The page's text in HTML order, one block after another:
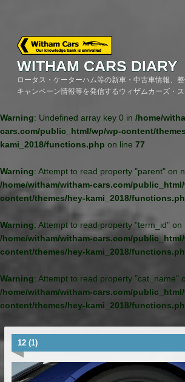
WITHAM CARS DIARY
ロータス・ケーターハム等の新車・中古車情報、
キャンペーン情報等を発信するウィザムカーズ・
Warning: Undefined array key 0 in /home/
cars.com/public_html/wp/wp-content/
kami_2018/functions.php on line 77
Warning: Attempt to read property "parent" on
/home/witham/witham-cars.com/
content/themes/hey-kami_2018/
Warning: Attempt to read property "term_id" on
/home/witham/witham-cars.com/
content/themes/hey-kami_2018/
Warning: Attempt to read property "cat_name"
/home/witham/witham-cars.com/
content/themes/hey-kami_2018/
12 (1)